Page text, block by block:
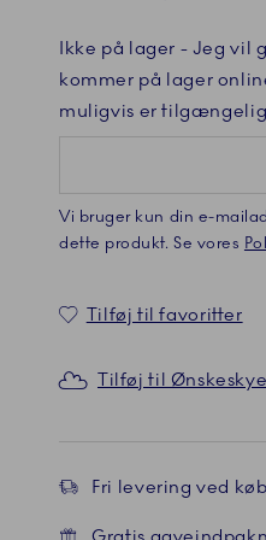
Ikke på lager - Jeg vil
kommer på lager
muligvis er
Vi bruger kun din e-
dette produkt. Se vores
Tilføj til favoritter
Tilføj til
Fri levering ved